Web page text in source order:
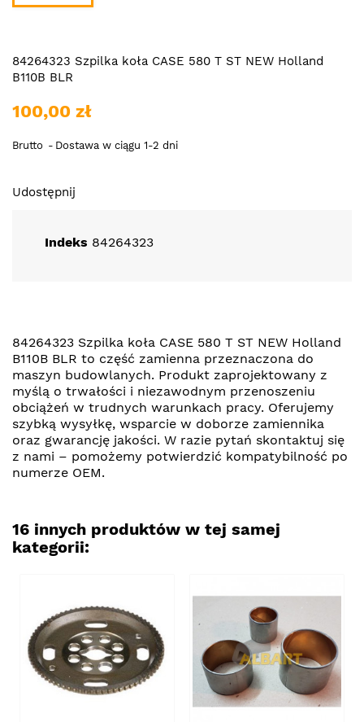
84264323 Szpilka koła CASE 580 T ST NEW Holland
B110B BLR
100,00 zł
Brutto Dostawa w ciągu 1-2 dni
Udostępnij
Indeks 84264323
84264323 Szpilka koła CASE 580 T ST NEW Holland
B110B BLR to część zamienna przeznaczona do
maszyn budowlanych. Produkt zaprojektowany z
myślą o trwałości i niezawodnym przenoszeniu
obciążeń w trudnych warunkach pracy. Oferujemy
szybką wysyłkę, wsparcie w doborze zamiennika
oraz gwarancję jakości. W razie pytań skontaktuj się
z nami – pomożemy potwierdzić kompatybilność po
numerze OEM.
16 innych produktów w tej samej
kategorii: